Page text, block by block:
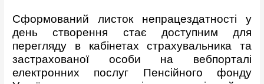
Сформований листок непрацездатності у
день створення стає доступним для
перегляду в кабінетах страхувальника та
застрахованої особи на вебпорталі
електронних послуг Пенсійного фонду